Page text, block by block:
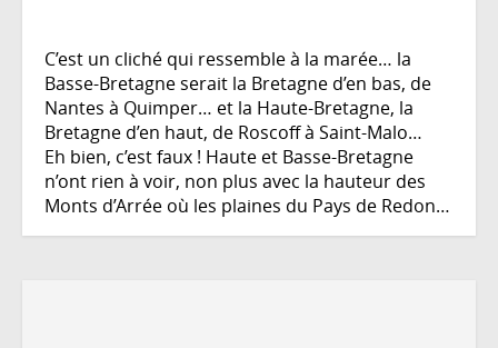
C’est un cliché qui ressemble à la marée… la
Basse-Bretagne serait la Bretagne d’en bas, de
Nantes à Quimper… et la Haute-Bretagne, la
Bretagne d’en haut, de Roscoff à Saint-Malo…
Eh bien, c’est faux ! Haute et Basse-Bretagne
n’ont rien à voir, non plus avec la hauteur des
Monts d’Arrée où les plaines du Pays de Redon…